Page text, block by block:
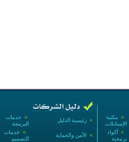
» خدمات
البرمجة
» رئيسية الدليل
» خدمات
التصميم
» الأمن والحماية
» مكتبة
الإستايلات
» أكواد
برمجية